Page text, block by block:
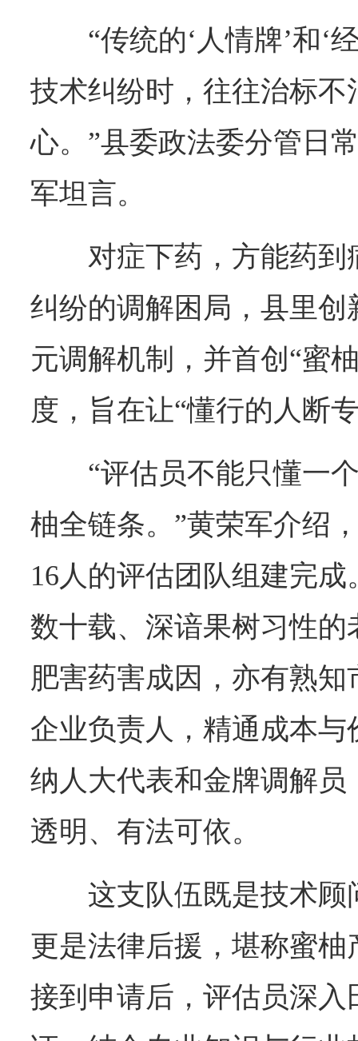
“传统的‘人情牌’和‘
技术纠纷时，往往治标
心。”县委政法委分管日
军坦言。
对症下药，方能药
纠纷的调解困局，县里创
元调解机制，并首创“蜜
度，旨在让“懂行的人断
“评估员不能只懂一
柚全链条。”黄荣军介绍
16人的评估团队组建完
数十载、深谙果树习性
肥害药害成因，亦有熟
企业负责人，精通成本
纳人大代表和金牌调解
透明、有法可依。
这支队伍既是技术
更是法律后援，堪称蜜柚
接到申请后，评估员深